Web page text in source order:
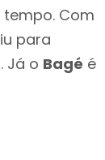
Com
para
Já o Bagé é